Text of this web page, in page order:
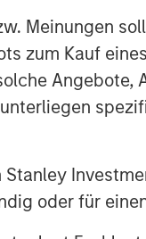
Meinungen
zum Kauf
oder für
of Morgan
is pleased to
its
forward to
as they
and talent, and